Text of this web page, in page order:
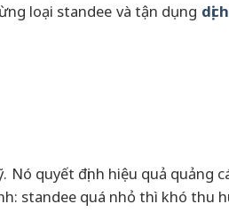
loại standee và tận dụng
quyết định hiệu quả quảng
standee quá nhỏ thì khó thu